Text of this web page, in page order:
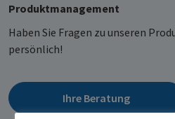
Produktmanagement
Haben Sie Fragen zu unseren
persönlich!
Ihre Beratung